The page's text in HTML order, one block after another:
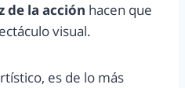
de la acción hacen que
visual.
es de lo más